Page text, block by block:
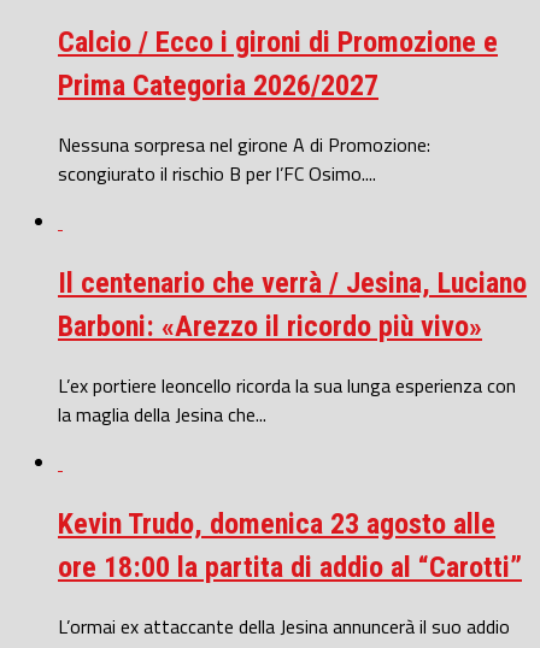
Calcio / Ecco i gironi di Promozione e
Prima Categoria 2026/2027
Nessuna sorpresa nel girone A di Promozione:
scongiurato il rischio B per l’FC Osimo....
Il centenario che verrà / Jesina, Luciano
Barboni: «Arezzo il ricordo più vivo»
L’ex portiere leoncello ricorda la sua lunga esperienza con
la maglia della Jesina che...
Kevin Trudo, domenica 23 agosto alle
ore 18:00 la partita di addio al “Carotti”
L’ormai ex attaccante della Jesina annuncerà il suo addio